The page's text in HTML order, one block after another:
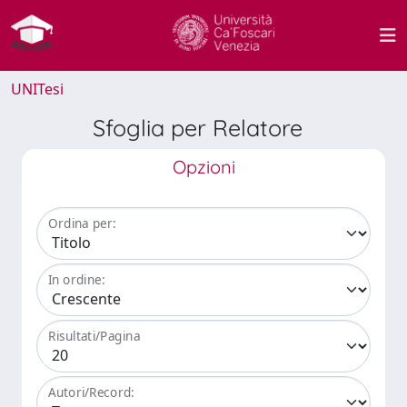
UNITesi
Sfoglia per Relatore
Opzioni
Ordina per:
In ordine:
Risultati/Pagina
Autori/Record: